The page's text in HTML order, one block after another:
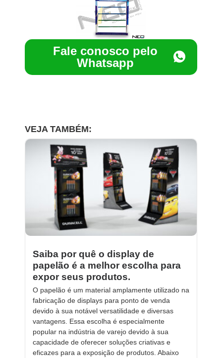
Fale conosco pelo
Whatsapp
VEJA TAMBÉM:
Saiba por quê o display de
papelão é a melhor escolha para
expor seus produtos.
O papelão é um material amplamente utilizado na
fabricação de displays para ponto de venda
devido à sua notável versatilidade e diversas
vantagens. Essa escolha é especialmente
popular na indústria de varejo devido à sua
capacidade de oferecer soluções criativas e
eficazes para a exposição de produtos. Abaixo